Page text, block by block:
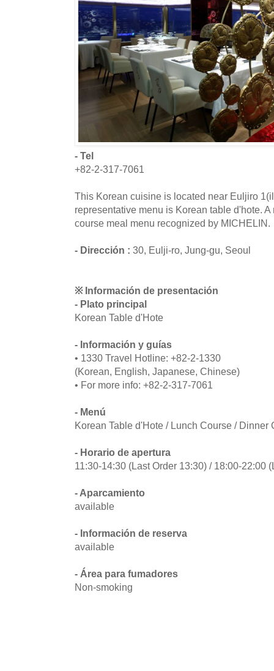
- Tel
+82-2-317-7061
This Korean cuisine is located near Euljiro
representative menu is Korean table d'hote.
course meal menu recognized by MICHELIN.
- Dirección : 30, Eulji-ro, Jung-gu, Seoul
※ Información de presentación
- Plato principal
Korean Table d'Hote
- Información y guías
• 1330 Travel Hotline: +82-2-1330
(Korean, English, Japanese, Chinese)
• For more info: +82-2-317-7061
- Menú
Korean Table d'Hote / Lunch Course / Dinner
- Horario de apertura
11:30-14:30 (Last Order 13:30) / 18:00-22:00
- Aparcamiento
available
- Información de reserva
available
- Área para fumadores
Non-smoking